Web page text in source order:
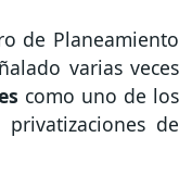
de Planeamiento
varias veces
como uno de los
de